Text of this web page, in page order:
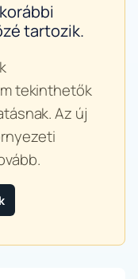
tartozik.
tekinthetők
Az új